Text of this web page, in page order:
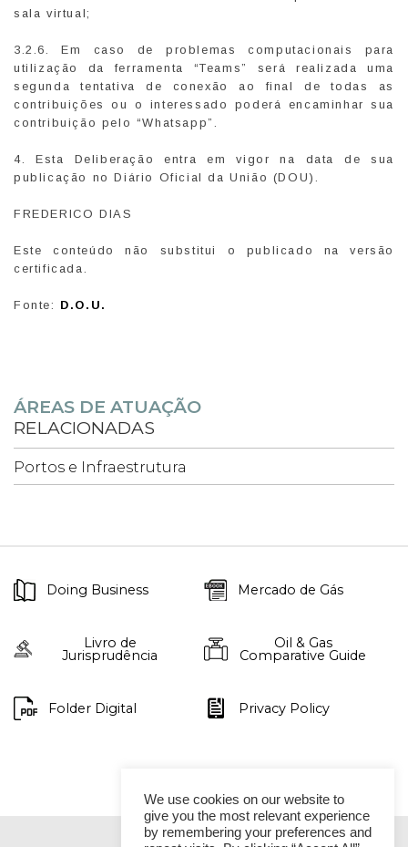
sala virtual;
3.2.6. Em caso de problemas computacionais para
utilização da ferramenta “Teams” será realizada uma
segunda tentativa de conexão ao final de todas as
contribuições ou o interessado poderá encaminhar sua
contribuição pelo “Whatsapp”.
4. Esta Deliberação entra em vigor na data de sua
publicação no Diário Oficial da União (DOU).
FREDERICO DIAS
Este conteúdo não substitui o publicado na versão
certificada.
Fonte: D.O.U.
ÁREAS DE ATUAÇÃO
RELACIONADAS
Portos e Infraestrutura
Doing Business Mercado de Gás
Livro de
Jurisprudência
Oil & Gas
Comparative Guide
Folder Digital Privacy Policy
We use cookies on our website to
give you the most relevant experience
by remembering your preferences and